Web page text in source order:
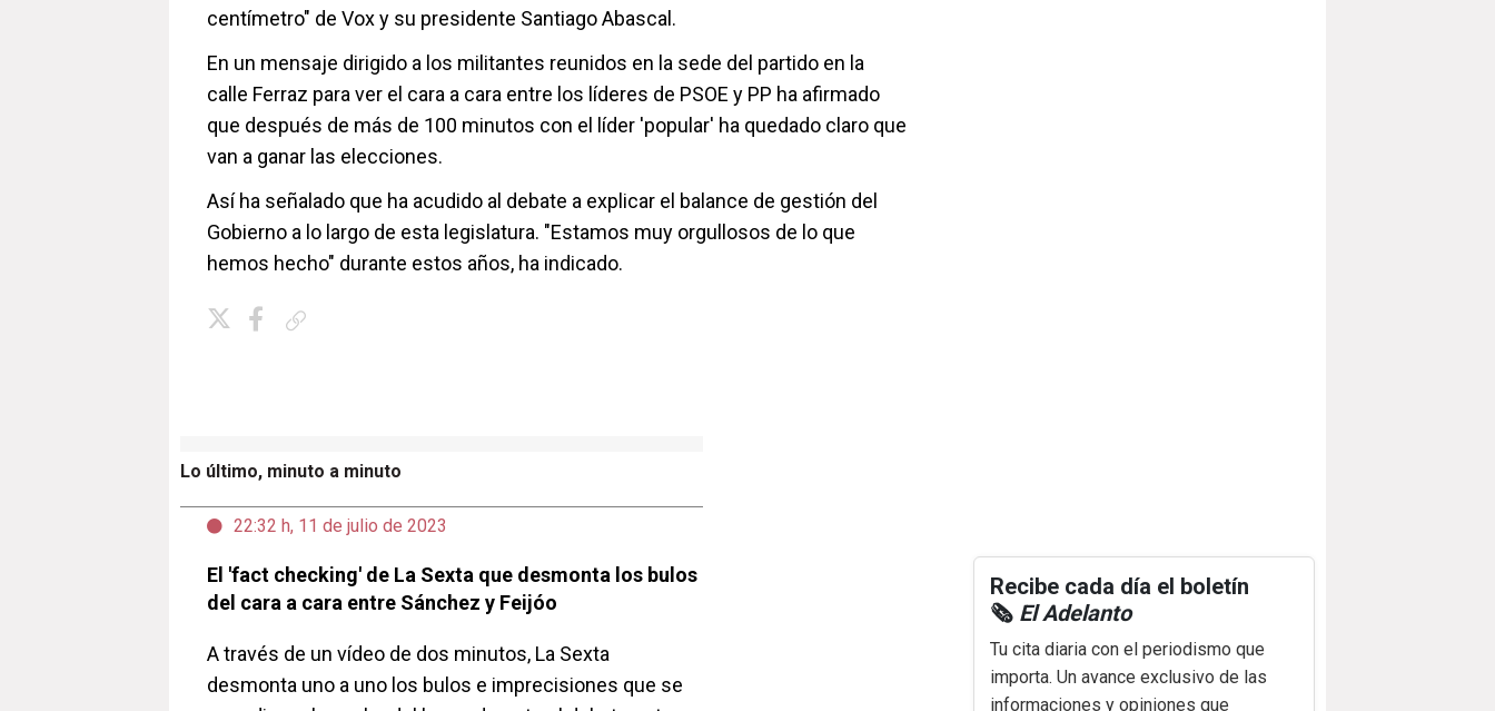
centímetro" de Vox y su presidente Santiago Abascal.
En un mensaje dirigido a los militantes reunidos en la sede del partido en la
calle Ferraz para ver el cara a cara entre los líderes de PSOE y PP ha afirmado
que después de más de 100 minutos con el líder 'popular' ha quedado claro que
van a ganar las elecciones.
Así ha señalado que ha acudido al debate a explicar el balance de gestión del
Gobierno a lo largo de esta legislatura. "Estamos muy orgullosos de lo que
hemos hecho" durante estos años, ha indicado.
Lo último, minuto a minuto
22:32 h, 11 de julio de 2023
El 'fact checking' de La Sexta que desmonta los bulos
del cara a cara entre Sánchez y Feijóo
A través de un vídeo de dos minutos, La Sexta
desmonta uno a uno los bulos e imprecisiones que se
Recibe cada día el boletín
🗞️ El Adelanto
Tu cita diaria con el periodismo que
importa. Un avance exclusivo de las
informaciones y opiniones que